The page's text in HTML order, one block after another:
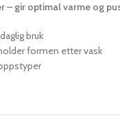
– gir optimal varme og
bruk
formen etter vask